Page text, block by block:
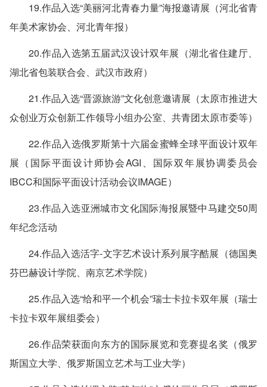
19.作品入选“美丽河北青春力量”海报邀请展（河北省青
年美术家协会、河北青年报）
20.作品入选第五届武汉设计双年展（湖北省住建厅、
湖北省包装联合会、武汉市政府）
21.作品入选“晋源旅游”文化创意邀请展（太原市推进大
众创业万众创新工作领导小组办公室、共青团太原市委等）
22.作品入选俄罗斯第十六届金蜜蜂全球平面设计双年
展（国际平面设计师协会AGI、国际双年展协调委员会
IBCC和国际平面设计活动会议IMAGE）
23.作品入选亚洲城市文化国际海报展暨中马建交50周
年纪念活动
24.作品入选活字-文字艺术设计系列展字酷展（德国奥
芬巴赫设计学院、南京艺术学院）
25.作品入选“给和平一个机会”瑞士卡拉卡双年展（瑞士
卡拉卡双年展组委会）
26.作品荣获面向东方的国际展览和竞赛提名奖（俄罗
斯国立大学、俄罗斯国立艺术与工业大学）